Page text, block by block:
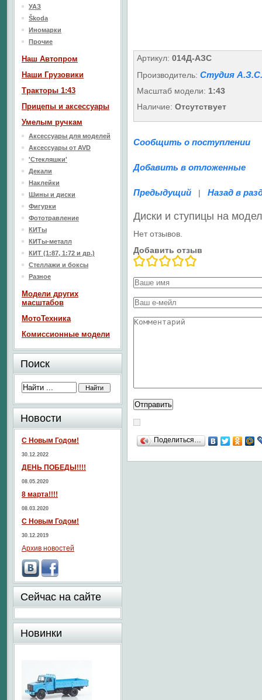
Артикул: 014Д-АЗС
Производитель: Студия А.З.С.
Масштаб модели: 1:43
Наличие: Отсутствует
Сообщить о поступлении
Добавить в отложенные
Предыдущий | Назад в
Диски и ступицы на
Нет отзывов.
Добавить отзыв
Поделиться…
УАЗ
Škoda
Иномарки
Прочие
Наш Aвтопром
Наши Грузовики
Тракторы 1:43
Прицепы и аксессуары
Умелым ручкам
Аксессуары для моделей
Аксессуары от AVD
'Стекляшки'
Декали
Наклейки
Шины и диски
Фигурки
Фототравление
КИТы
КИТы-металл
КИТ (1:87, 1:72 и др.)
Стеллажи и боксы
Разное
Модели других
масштабов
МотоТехника
Комиссионные модели
Поиск
Новости
С Новым Годом!
30.12.2022
ДЕНЬ ПОБЕДЫ!!!!
08.05.2020
8 марта!!!!
08.03.2020
С Новым Годом!
30.12.2019
Архив новостей
Сейчас на сайте
Новинки